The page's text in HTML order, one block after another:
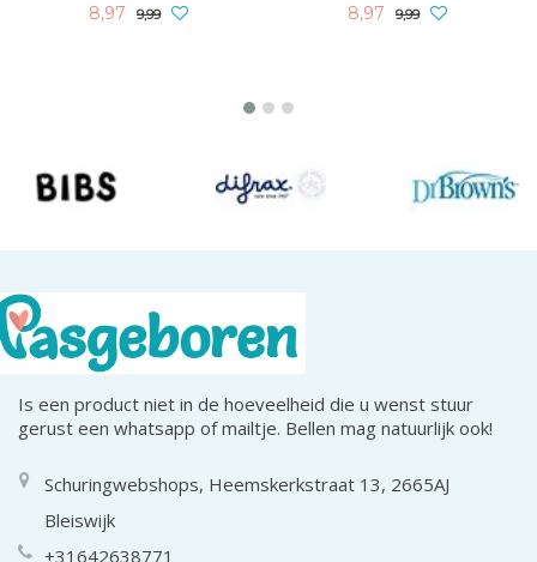
8,97 9,99 8,97 9,99
Is een product niet in de hoeveelheid die u wenst stuur
gerust een whatsapp of mailtje. Bellen mag natuurlijk ook!
Schuringwebshops, Heemskerkstraat 13, 2665AJ
Bleiswijk
+31642638771